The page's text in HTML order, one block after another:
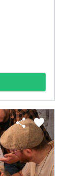
share favorite